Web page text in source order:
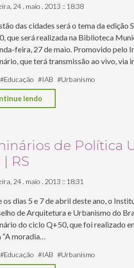
estudos
urbana
para
centro
24 . maio . 2013 :: 18:38
das cidades será o tema da
que será realizada na Biblioteca
feira, 27 de maio. Promovido pelo
que terá transmissão ao vivo, via
#Educação #IAB #Urbanismo
lendo
Urbana
|
+50
de Política
RS
24 . maio . 2013 :: 18:31
os dias 5 e 7 de abril deste ano, o
de Arquitetura e Urbanismo do
do ciclo Q+50, que foi realizado
“A moradia…
#Educação #IAB #Urbanismo